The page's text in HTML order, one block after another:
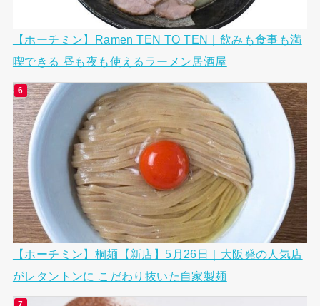
【ホーチミン】Ramen TEN TO TEN｜飲みも食事も満
喫できる 昼も夜も使えるラーメン居酒屋
【ホーチミン】桐麺【新店】5月26日｜大阪発の人気店
がレタントンに こだわり抜いた自家製麺